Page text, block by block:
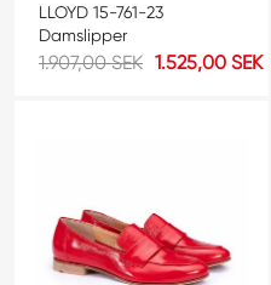
LLOYD 15-761-23
Damslipper
1.907,00 SEK 1.525,00 SEK